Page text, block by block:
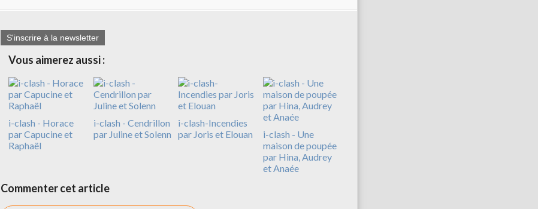
S'inscrire à la newsletter
Vous aimerez aussi :
i-clash - Horace
par Capucine et
Raphaël
i-clash - Cendrillon
par Juline et Solenn
i-clash-Incendies
par Joris et Elouan
i-clash - Une
maison de poupée
par Hina, Audrey
et Anaée
Commenter cet article